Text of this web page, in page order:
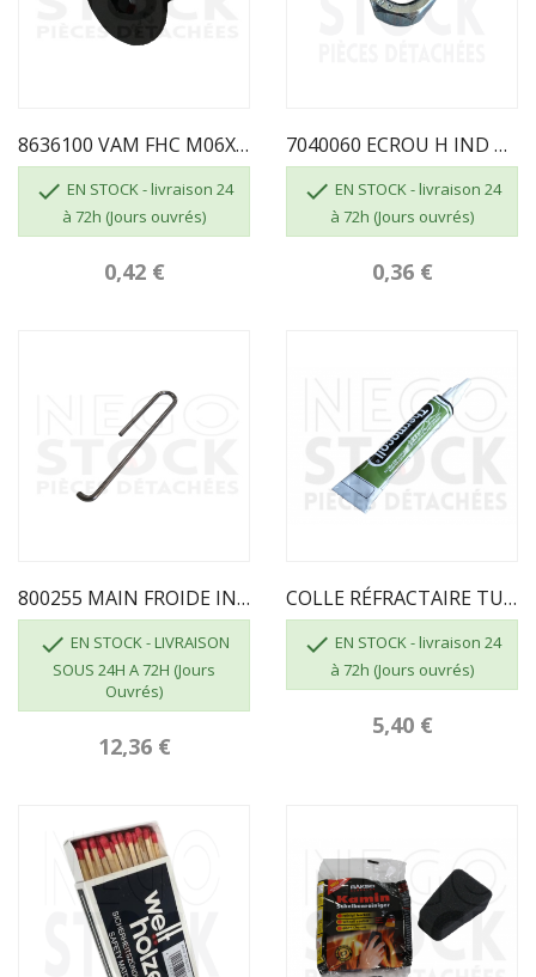
8636100 VAM FHC M06X010 BRUT CL.10.9
 EN STOCK - livraison 24
à 72h (Jours ouvrés)
0,42 €
7040060 ECROU H IND M06 BRUT
 EN STOCK - livraison 24
à 72h (Jours ouvrés)
0,36 €
800255 MAIN FROIDE INVICTA DEVILLE
 EN STOCK - LIVRAISON
SOUS 24H A 72H (Jours
Ouvrés)
12,36 €
COLLE RÉFRACTAIRE TUBE DE 17 ML
 EN STOCK - livraison 24
à 72h (Jours ouvrés)
5,40 €